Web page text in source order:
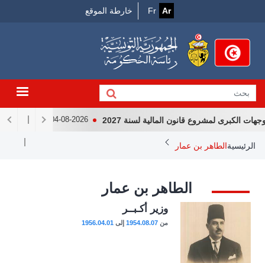
الرئيسي
Fr Ar
Menu
خارطة الموقع
لمشروع قانون المالية لسنة 2027 04-08-2026 لقاء رئيس
Breadcrumb
الرئيسيةالطاهر بن عمار
الطاهر بن عمار
وزير أكـبــر
من 1954.08.07 إلى 1956.04.01